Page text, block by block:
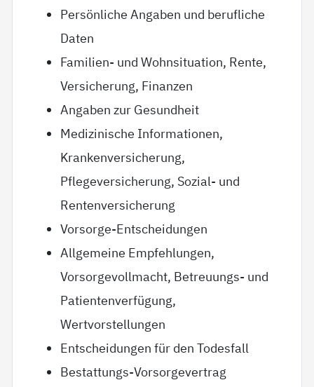
Persönliche Angaben und berufliche
Daten
Familien- und Wohnsituation, Rente,
Versicherung, Finanzen
Angaben zur Gesundheit
Medizinische Informationen,
Krankenversicherung,
Pflegeversicherung, Sozial- und
Rentenversicherung
Vorsorge-Entscheidungen
Allgemeine Empfehlungen,
Vorsorgevollmacht, Betreuungs- und
Patientenverfügung,
Wertvorstellungen
Entscheidungen für den Todesfall
Bestattungs-Vorsorgevertrag